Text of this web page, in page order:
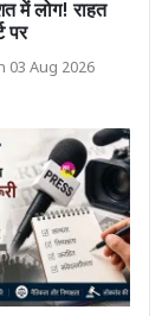
में लोग! राहत
पर
03 Aug 2026